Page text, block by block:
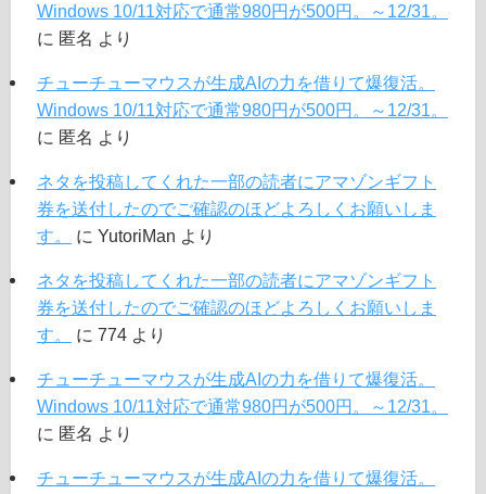
Windows 10/11対応で通常980円が500円。～12/31。
に 匿名 より
チューチューマウスが生成AIの力を借りて爆復活。
Windows 10/11対応で通常980円が500円。～12/31。
に 匿名 より
ネタを投稿してくれた一部の読者にアマゾンギフト
券を送付したのでご確認のほどよろしくお願いしま
す。
に YutoriMan より
ネタを投稿してくれた一部の読者にアマゾンギフト
券を送付したのでご確認のほどよろしくお願いしま
す。
に 774より
チューチューマウスが生成AIの力を借りて爆復活。
Windows 10/11対応で通常980円が500円。～12/31。
に 匿名 より
チューチューマウスが生成AIの力を借りて爆復活。